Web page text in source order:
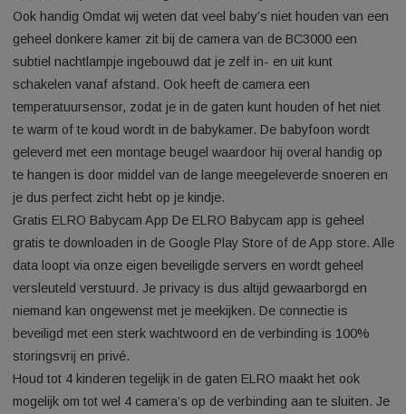
nemen. Handig wanneer je bijvoorbeeld in de tuin gaat zitten
nog van goed bereik geniet. Ook biedt de BC3000 niet alleen
mogelijkheid om met je kindje mee te luisteren, je kunt zelfs
de ingebouwde microfoon helder terugpraten. Het is
mogelijk om met een druk op de knop verschillende leuke
slaapliedjes af te laten spelen in de babykamer. Hiernaast
op de ELRO BC3000 Babyfoon Royale timers met een alarm
instellen voor bijvoorbeeld voedingen. Uiteraard kun je het
telkens aanpassen in het gebruiksvriendelijke menu.
Ook handig Omdat wij weten dat veel baby’s niet houden
geheel donkere kamer zit bij de camera van de BC3000 een
subtiel nachtlampje ingebouwd dat je zelf in- en uit kunt
schakelen vanaf afstand. Ook heeft de camera een
temperatuursensor, zodat je in de gaten kunt houden of het
te warm of te koud wordt in de babykamer. De babyfoon
geleverd met een montage beugel waardoor hij overal